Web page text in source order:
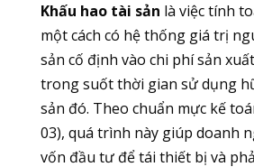
Khấu hao tài sản là việc tính
một cách có hệ thống giá trị
sản cố định vào chi phí sản
trong suốt thời gian sử dụng
sản đó. Theo chuẩn mực kế
03), quá trình này giúp doanh
vốn đầu tư để tái thiết bị và